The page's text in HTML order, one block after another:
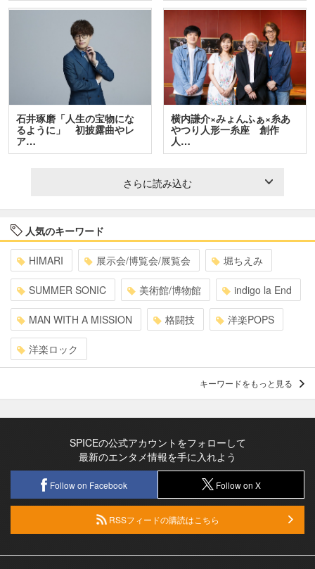
石井琢磨「人生の宝物にな
るように」 初披露曲やレ
ア…
横内謙介×みょんふぁ×糸あ
やつり人形一糸座 創作
人…
さらに読み込む
人気のキーワード
HIMARI 展示会/博覧会/展覧会 堀ちえみ
SUMMER SONIC 美術館/博物館 indigo la End
MAN WITH A MISSION 格闘技 洋楽POPS
洋楽ロック
キーワードをもっと見る
SPICEの公式アカウントをフォローして
最新のエンタメ情報を手に入れよう
Follow on Facebook Follow on X
RSSフィードの購読はこちら